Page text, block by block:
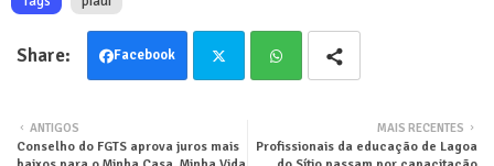
Facebook
ter tsa
MAIS RECENTES
Profissionais da educação de Lagoa
ANTIGOS
Conselho do FGTS aprova juros mais